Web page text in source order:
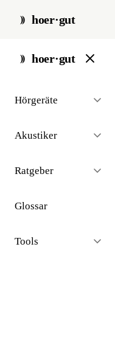
hoer·gut
hoer·gut
Hörgeräte
Akustiker
Ratgeber
Glossar
Tools
start / akustiker / bad
☆☆☆☆☆ Noch keine
⚠ Dieses Profil wurde